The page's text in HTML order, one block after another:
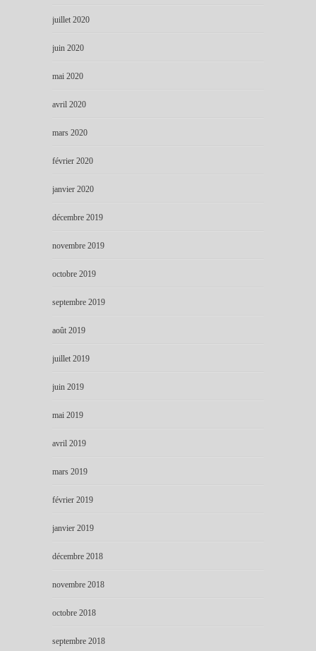
juillet 2020
juin 2020
mai 2020
avril 2020
mars 2020
février 2020
janvier 2020
décembre 2019
novembre 2019
octobre 2019
septembre 2019
août 2019
juillet 2019
juin 2019
mai 2019
avril 2019
mars 2019
février 2019
janvier 2019
décembre 2018
novembre 2018
octobre 2018
septembre 2018